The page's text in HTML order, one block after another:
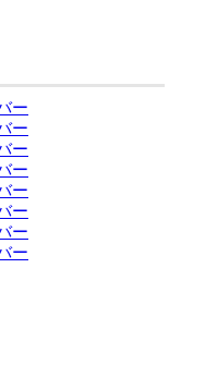
ー
ー
ー
ー
ー
ー
ー
ー